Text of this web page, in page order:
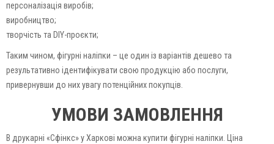
персоналізація виробів;
виробництво;
творчість та DIY-проєкти;
Таким чином, фігурні наліпки – це один із варіантів дешево та
результативно ідентифікувати свою продукцію або послуги,
привернувши до них увагу потенційних покупців.
УМОВИ ЗАМОВЛЕННЯ
В друкарні «Сфінкс» у Харкові можна купити фігурні наліпки. Ціна